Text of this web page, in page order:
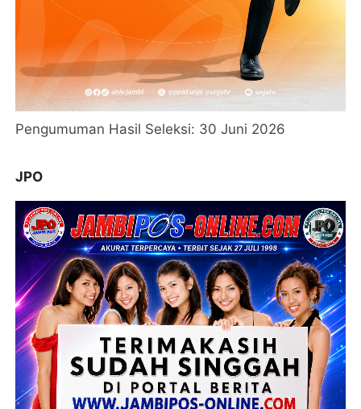
Pengumuman Hasil Seleksi: 30 Juni 2026
JPO